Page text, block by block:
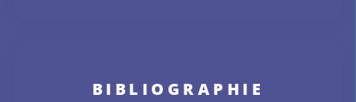
BIBLIOGRAPHIE